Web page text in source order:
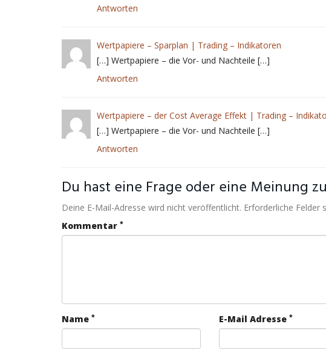
Antworten
Wertpapiere – Sparplan | Trading – Indikatoren
[…] Wertpapiere – die Vor- und Nachteile […]
Antworten
Wertpapiere – der Cost Average Effekt | Trading –
[…] Wertpapiere – die Vor- und Nachteile […]
Antworten
Du hast eine Frage oder eine Meinung
Deine E-Mail-Adresse wird nicht veröffentlicht. Erforderliche Felder
Kommentar *
Name * E-Mail Adresse *